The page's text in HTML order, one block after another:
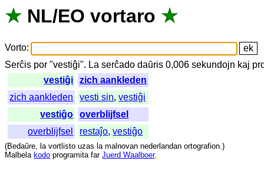
★ NL/EO vortaro ★
Vorto:
Serĉis por "vestiĝi". La serĉado daŭris 0,006sekundojn kaj
vestiĝi
zich aankleden
zich aankleden
vesti sin,vestiĝi
vestiĝo
overblijfsel
overblijfsel
restaĵo,vestiĝo
(Bedaŭre, la vortlisto uzas la malnovan nederlandan ortografion.)
Malbela kodo programita far Juerd Waalboer.